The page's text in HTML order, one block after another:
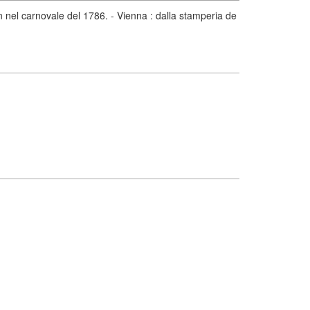
carnovale del 1786. - Vienna : dalla stamperia de